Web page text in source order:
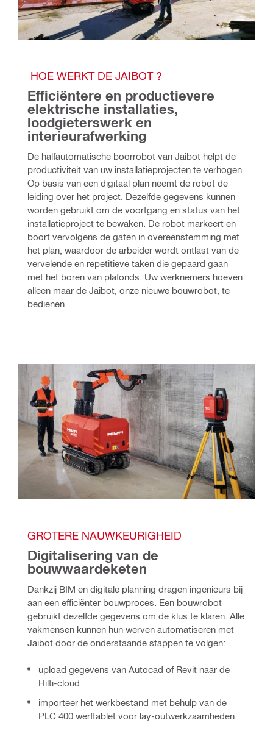
HOE WERKT DE JAIBOT ?
Efficiëntere en productievere
elektrische installaties,
loodgieterswerk en
interieurafwerking
De halfautomatische boorrobot van Jaibot helpt de
productiviteit van uw installatieprojecten te verhogen.
Op basis van een digitaal plan neemt de robot de
leiding over het project. Dezelfde gegevens kunnen
worden gebruikt om de voortgang en status van het
installatieproject te bewaken. De robot markeert en
boort vervolgens de gaten in overeenstemming met
het plan, waardoor de arbeider wordt ontlast van de
vervelende en repetitieve taken die gepaard gaan
met het boren van plafonds. Uw werknemers hoeven
alleen maar de Jaibot, onze nieuwe bouwrobot, te
bedienen.
GROTERE NAUWKEURIGHEID
Digitalisering van de
bouwwaardeketen
Dankzij BIM en digitale planning dragen ingenieurs bij
aan een efficiënter bouwproces. Een bouwrobot
gebruikt dezelfde gegevens om de klus te klaren. Alle
vakmensen kunnen hun werven automatiseren met
Jaibot door de onderstaande stappen te volgen:
upload gegevens van Autocad of Revit naar de
Hilti-cloud
importeer het werkbestand met behulp van de
PLC 400 werftablet voor lay-outwerkzaamheden.